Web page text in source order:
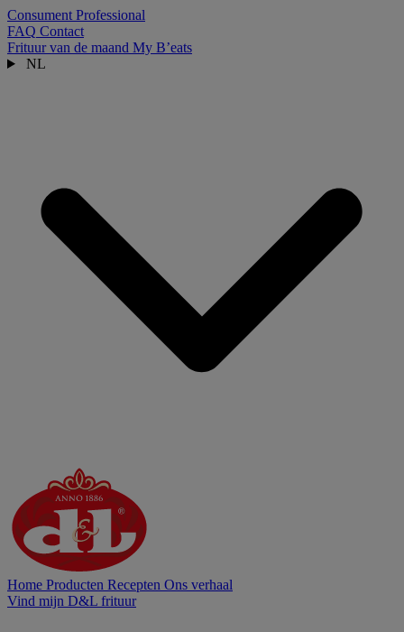
Consument Professional
FAQ Contact
Frituur van de maand My B’eats
NL
Home Producten Recepten Ons verhaal
Vind mijn D&L frituur